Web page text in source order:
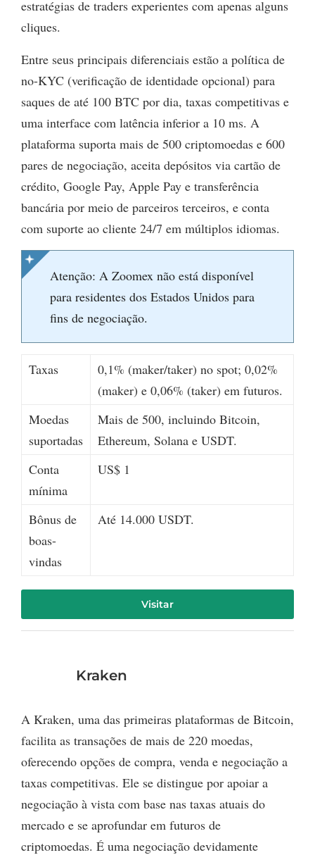
estratégias de traders experientes com apenas alguns
cliques.
Entre seus principais diferenciais estão a política de
no-KYC (verificação de identidade opcional) para
saques de até 100 BTC por dia, taxas competitivas e
uma interface com latência inferior a 10 ms. A
plataforma suporta mais de 500 criptomoedas e 600
pares de negociação, aceita depósitos via cartão de
crédito, Google Pay, Apple Pay e transferência
bancária por meio de parceiros terceiros, e conta
com suporte ao cliente 24/7 em múltiplos idiomas.
Atenção: A Zoomex não está disponível
para residentes dos Estados Unidos para
fins de negociação.
Taxas
0,1% (maker/taker) no spot; 0,02%
(maker) e 0,06% (taker) em futuros.
Moedas
suportadas
Mais de 500, incluindo Bitcoin,
Ethereum, Solana e USDT.
Conta
mínima
US$ 1
Bônus de
boas-
vindas
Até 14.000 USDT.
Visitar
Kraken
A Kraken, uma das primeiras plataformas de Bitcoin,
facilita as transações de mais de 220 moedas,
oferecendo opções de compra, venda e negociação a
taxas competitivas. Ele se distingue por apoiar a
negociação à vista com base nas taxas atuais do
mercado e se aprofundar em futuros de
criptomoedas. É uma negociação devidamente